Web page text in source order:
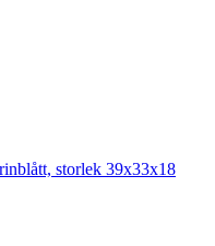
storlek 39x33x18